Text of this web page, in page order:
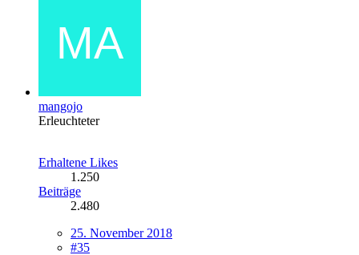
mangojo
Erleuchteter
Erhaltene Likes
1.250
Beiträge
2.480
25. November 2018
#35